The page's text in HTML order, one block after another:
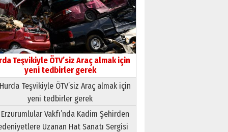
Teşvikiyle ÖTV’siz Araç almak için
yeni tedbirler gerek
Teşvikiyle ÖTV’siz Araç almak için
yeni tedbirler gerek
Vakfı’nda Kadim Şehirden
Uzanan Hat Sanatı Sergisi
Neşat YALÇIN
Paranın Aile Kültüründeki Yeri
03 Ağustos 2026 Pazartesi